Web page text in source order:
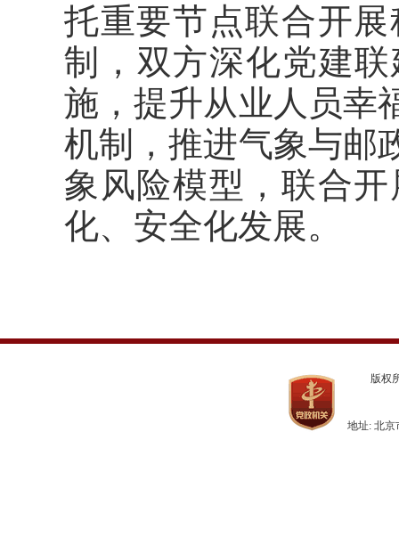
托重要节点联合开
制，双方深化党建
施，提升从业人员幸
机制，推进气象与邮
象风险模型，联合
化、安全化发展。
版权
地址: 北京